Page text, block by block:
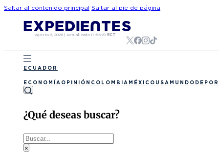
Saltar al contenido principal Saltar al pie de página
agosto 8, 2026 | Actualizado 17:56:29 ECT
ECUADOR
ECONOMÍA OPINIÓN COLOMBIA MÉXICO USA MUNDO
¿Qué deseas buscar?
Buscar
×